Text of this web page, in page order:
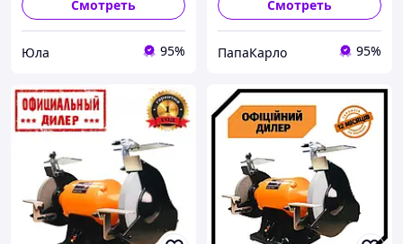
Смотреть
Юла 95%
Смотреть
ПапаКарло 95%